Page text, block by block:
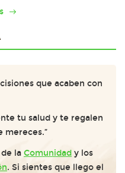
que acaben con
tu salud y te regalen
mereces.”
la Comunidad y los
. Si sientes que llego el